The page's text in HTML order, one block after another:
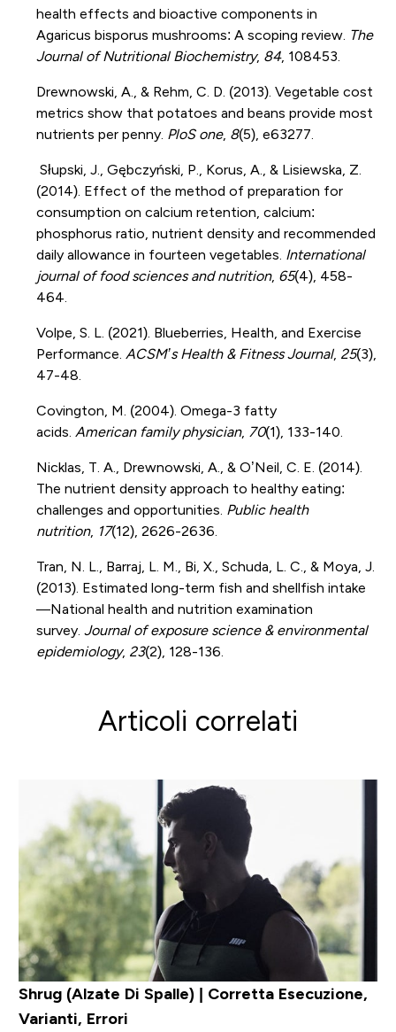
health effects and bioactive components in
Agaricus bisporus mushrooms: A scoping review. The
Journal of Nutritional Biochemistry, 84, 108453.
Drewnowski, A., & Rehm, C. D. (2013). Vegetable cost
metrics show that potatoes and beans provide most
nutrients per penny. PloS one, 8(5), e63277.
Słupski, J., Gębczyński, P., Korus, A., & Lisiewska, Z.
(2014). Effect of the method of preparation for
consumption on calcium retention, calcium:
phosphorus ratio, nutrient density and recommended
daily allowance in fourteen vegetables. International
journal of food sciences and nutrition, 65(4), 458-
464.
Volpe, S. L. (2021). Blueberries, Health, and Exercise
Performance. ACSM’s Health & Fitness Journal, 25(3),
47-48.
Covington, M. (2004). Omega-3 fatty
acids. American family physician, 70(1), 133-140.
Nicklas, T. A., Drewnowski, A., & O’Neil, C. E. (2014).
The nutrient density approach to healthy eating:
challenges and opportunities. Public health
nutrition, 17(12), 2626-2636.
Tran, N. L., Barraj, L. M., Bi, X., Schuda, L. C., & Moya, J.
(2013). Estimated long-term fish and shellfish intake
—National health and nutrition examination
survey. Journal of exposure science & environmental
epidemiology, 23(2), 128-136.
Articoli correlati
Shrug (Alzate Di Spalle) | Corretta Esecuzione,
Varianti, Errori